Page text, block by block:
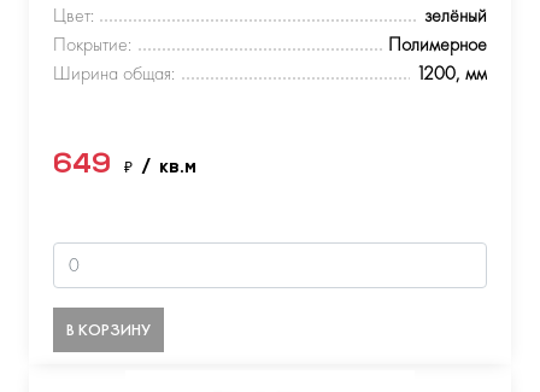
Цвет:
зелёный
Покрытие:
Полимерное
Ширина общая:
1200, мм
649 ₽ / кв.м
В КОРЗИНУ